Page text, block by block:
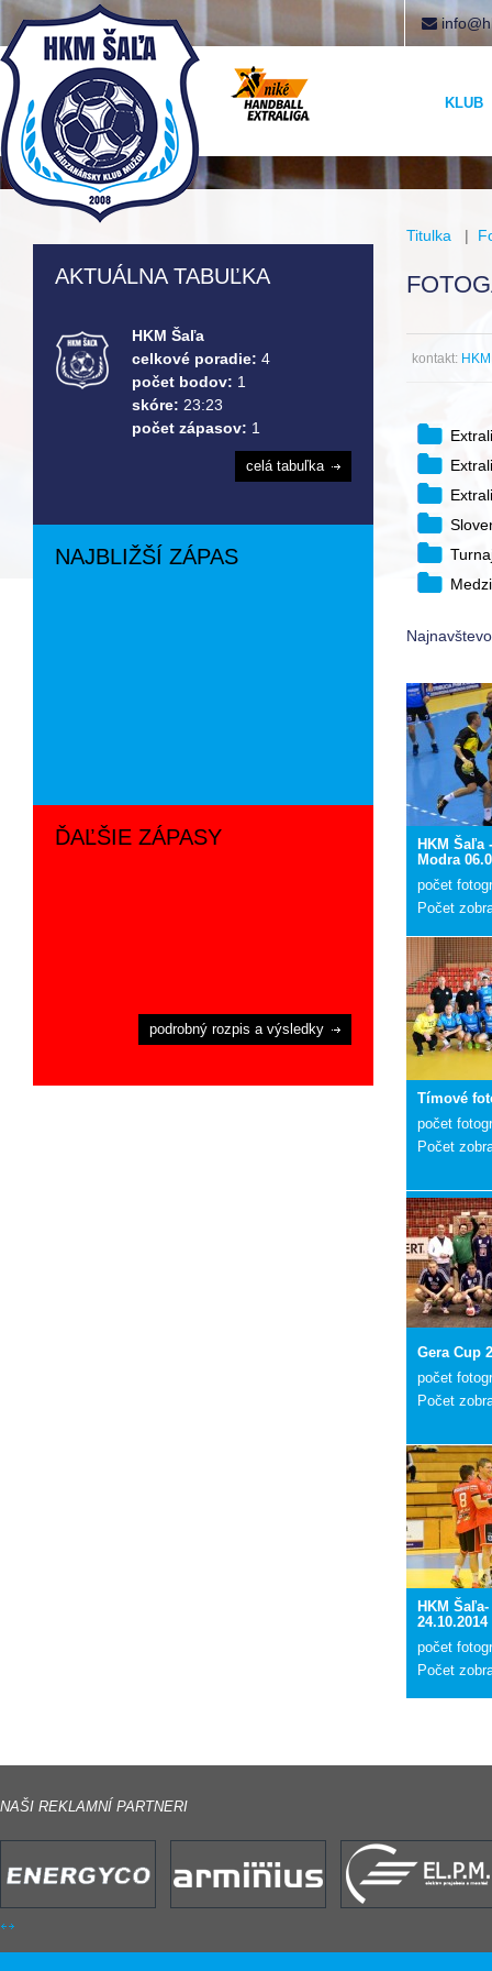
KLUB
Titulka |
kontakt:
HKM Šaľa
Modra
počet
Počet
Tímové
počet
Počet
Gera Cup
počet
Počet
HKM
24.10.2014
počet
Počet
AKTUÁLNA TABUĽKA
HKM Šaľa
celkové poradie: 4
počet bodov: 1
skóre: 23:23
počet zápasov: 1
celá tabuľka
NAJBLIŽŠÍ ZÁPAS
ĎAĽŠIE ZÁPASY
podrobný rozpis a výsledky
NAŠI REKLAMNÍ PARTNERI